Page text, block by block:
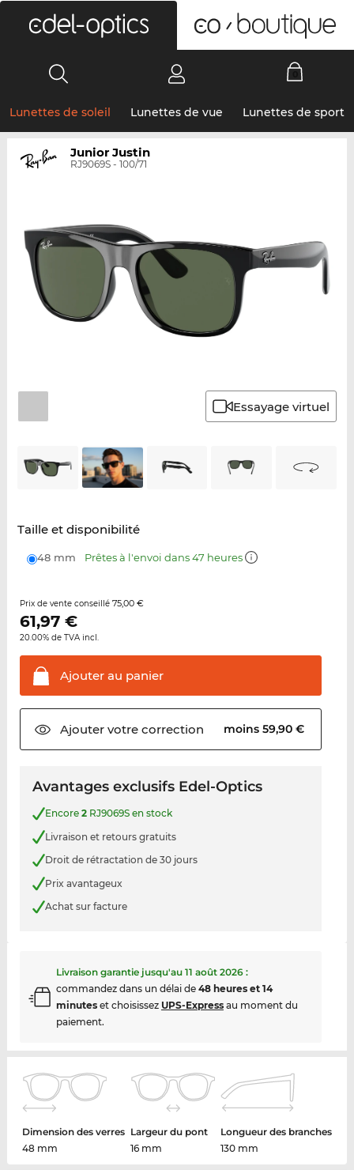
Lunettes de soleil Lunettes de vue Lunettes de sport
Junior Justin
RJ9069S - 100/71
Essayage virtuel
Taille et disponibilité
48 mm Prêtes à l'envoi dans 47 heures
Prix de vente conseillé 75,00 €
61,97€
20.00% de TVA incl.
Ajouter au panier
Ajouter votrecorrection moins 59,90 €
Avantages exclusifs Edel-Optics
Encore 2RJ9069S en stock
Livraison et retours gratuits
Droit de rétractation de 30 jours
Prix avantageux
Achat sur facture
Livraison garantie jusqu'au 11 août 2026:
commandez dans un délai de 48 heures et 14
minuteset choisissez UPS-Expressau moment du
paiement.
Dimension des verres
48 mm
Largeur du pont
16 mm
Longueur des branches
130 mm